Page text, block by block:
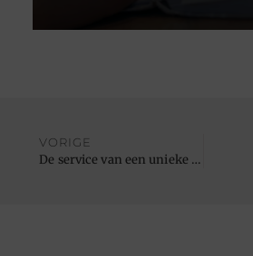
VORIGE
De service van een unieke slotenmaker